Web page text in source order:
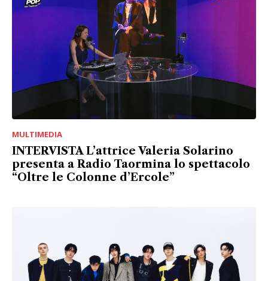
MULTIMEDIA
INTERVISTA L’attrice Valeria Solarino
presenta a Radio Taormina lo spettacolo
“Oltre le Colonne d’Ercole”